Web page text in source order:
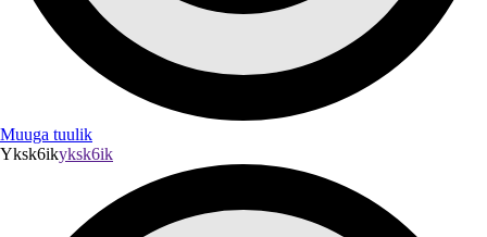
Muuga tuulik
Yksk6ikyksk6ik